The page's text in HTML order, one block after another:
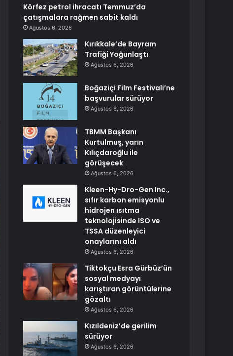
Körfez petrol ihracatı Temmuz’da
çatışmalara rağmen sabit kaldı
Ağustos 6, 2026
Kırıkkale’de Bayram
Trafiği Yoğunlaştı
Ağustos 6, 2026
Boğaziçi Film Festivali’ne
başvurular sürüyor
Ağustos 6, 2026
TBMM Başkanı
Kurtulmuş, yarın
Kılıçdaroğlu ile
görüşecek
Ağustos 6, 2026
Kleen-Hy-Dro-Gen Inc.,
sıfır karbon emisyonlu
hidrojen ısıtma
teknolojisinde ISO ve
TSSA düzenleyici
onaylarını aldı
Ağustos 6, 2026
Tiktokçu Esra Gürbüz’ün
sosyal medyayı
karıştıran görüntülerine
gözaltı
Ağustos 6, 2026
Kızıldeniz’de gerilim
sürüyor
Ağustos 6, 2026